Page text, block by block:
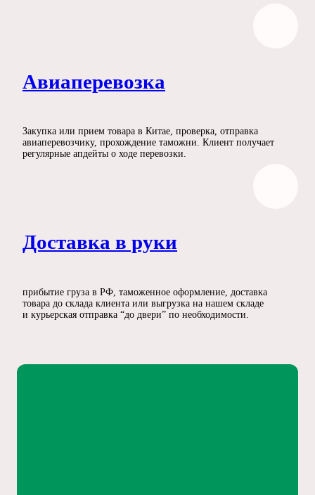
Авиаперевозка
Закупка или прием товара в Китае, проверка, отправка
авиаперевозчику, прохождение таможни. Клиент получает
регулярные апдейты о ходе перевозки.
Доставка в руки
прибытие груза в РФ, таможенное оформление, доставка
товара до склада клиента или выгрузка на нашем складе
и курьерская отправка “до двери” по необходимости.